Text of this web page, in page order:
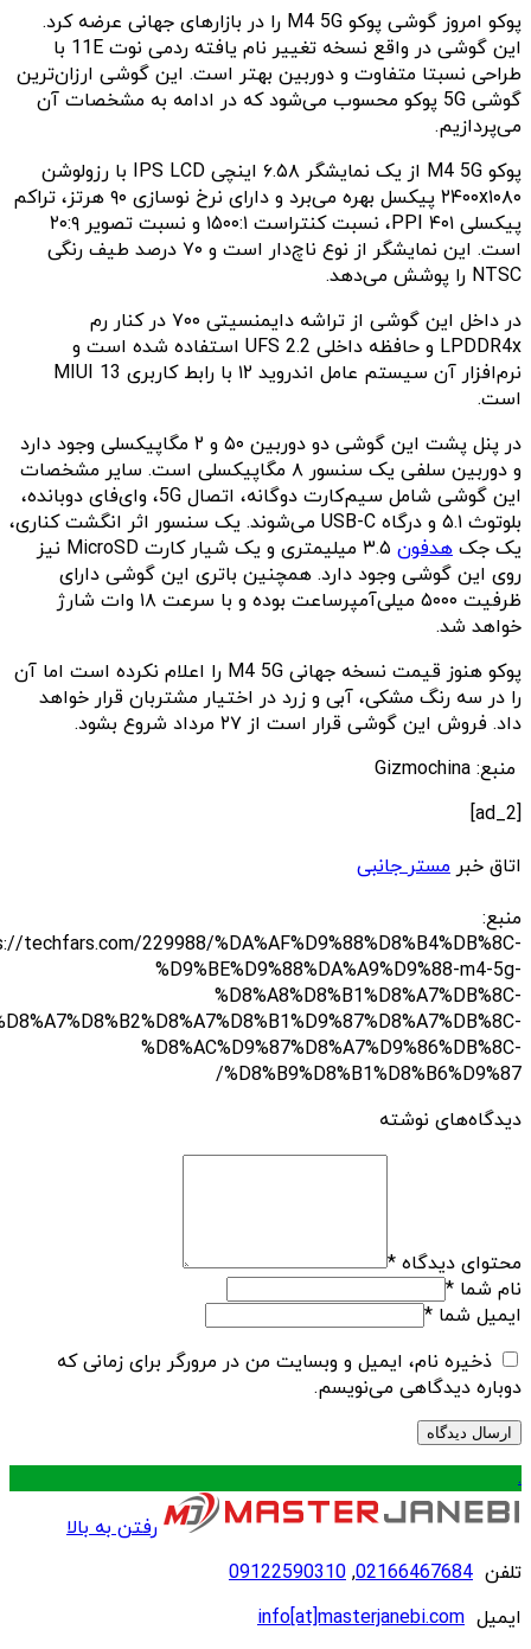
پوکو امروز گوشی پوکو ‌M4 5G را در بازارهای جهانی عرضه کرد.
این گوشی در واقع نسخه تغییر نام یافته ردمی نوت 11E با
طراحی نسبتا متفاوت و دوربین بهتر است. این گوشی ارزان‌ترین
گوشی 5G پوکو محسوب می‌شود که در ادامه به مشخصات آن
می‌پردازیم.
پوکو‌ M4 5G از یک نمایشگر ۶.۵۸ اینچی IPS LCD با رزولوشن
۲۴۰۰x۱۰۸۰ پیکسل بهره می‌برد و‌ دارای نرخ نوسازی ۹۰ هرتز، تراکم
پیکسلی ۴۰۱ PPI، نسبت کنتراست ۱۵۰۰:۱ و نسبت تصویر ۲۰:۹
است. این نمایشگر از نوع ناچ‌دار است و ۷۰ درصد طیف رنگی
NTSC را پوشش می‌دهد.
در داخل این گوشی از تراشه دایمنسیتی ۷۰۰ در کنار رم
LPDDR4x و حافظه داخلی UFS 2.2 استفاده شده است و
نرم‌افزار آن سیستم عامل اندروید ۱۲ با رابط کاربری MIUI 13
است.
در پنل پشت این گوشی دو‌ دوربین ۵۰ و ۲ مگاپیکسلی وجود دارد
و دوربین سلفی یک سنسور ۸ مگاپیکسلی است. سایر مشخصات
این گوشی شامل سیم‌کارت دوگانه، اتصال 5G، وای‌فای دوبانده،
بلوتوث ۵.۱ و درگاه USB-C می‌شوند. یک سنسور اثر انگشت کناری،
یک جک هدفون
۳.۵ میلیمتری و یک شیار کارت MicroSD نیز
روی این گوشی وجود دارد. همچنین باتری این گوشی دارای
ظرفیت ۵۰۰۰ میلی‌آمپرساعت بوده و با سرعت ۱۸ وات شارژ
خواهد شد.
پوکو هنوز قیمت نسخه جهانی M4 5G را اعلام نکرده است اما آن
را در سه رنگ مشکی، آبی و زرد در اختیار مشتربان قرار خواهد
داد. فروش این گوشی قرار است از ۲۷ مرداد شروع بشود.
منبع: Gizmochina
[ad_2]
اتاق خبر مستر جانبی
منبع:
techfars.com/229988/%DA%AF%D9%88%D8%B4%DB%8C-
%D9%BE%D9%88%DA%A9%D9%88-m4-5g-
%D8%A8%D8%B1%D8%A7%DB%8C-
%D8%AC%D9%87%D8%A7%D9%86%DB%8C-
%D8%B9%D8%B1%D8%B6%D9%87/
دیدگاه‌های نوشته
محتوای دیدگاه *
نام شما *
ایمیل شما *
ذخیره نام، ایمیل و وبسایت من در مرورگر برای زمانی که
دوباره دیدگاهی می‌نویسم.
.
رفتن به بالا
تلفن 02166467684
,
09122590310
ایمیل info[at]masterjanebi.com